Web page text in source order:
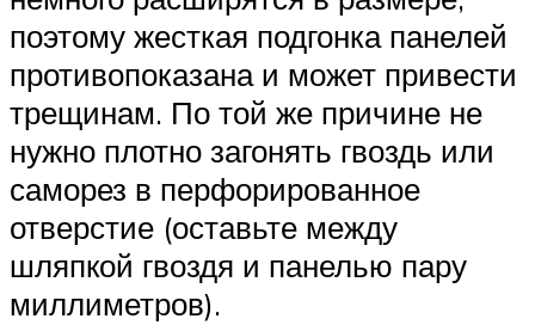
поэтому жесткая подгонка панелей
противопоказана и может привести
трещинам. По той же причине не
нужно плотно загонять гвоздь или
саморез в перфорированное
отверстие (оставьте между
шляпкой гвоздя и панелью пару
миллиметров).